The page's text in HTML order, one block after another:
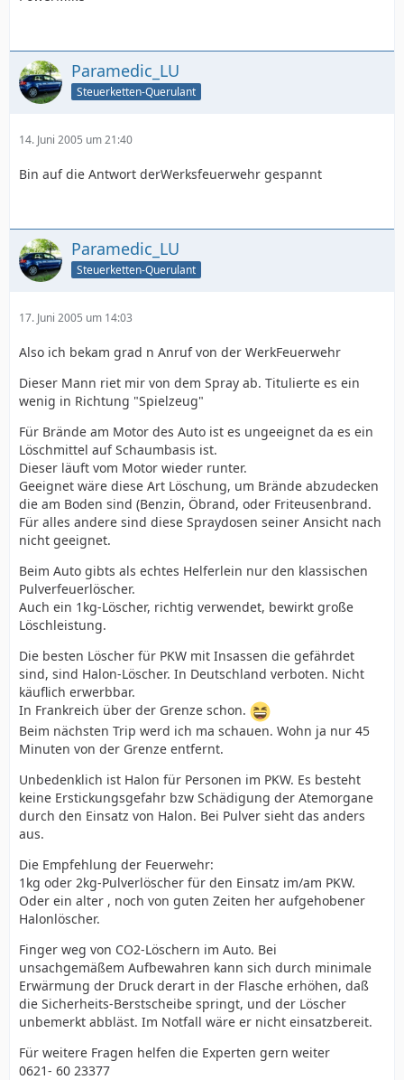
Paramedic_LU
Steuerketten-Querulant
14. Juni 2005 um 21:40
Bin auf die Antwort derWerksfeuerwehr gespannt
Paramedic_LU
Steuerketten-Querulant
17. Juni 2005 um 14:03
Also ich bekam grad n Anruf von der WerkFeuerwehr
Dieser Mann riet mir von dem Spray ab. Titulierte es ein
wenig in Richtung "Spielzeug"
Für Brände am Motor des Auto ist es ungeeignet da es ein
Löschmittel auf Schaumbasis ist.
Dieser läuft vom Motor wieder runter.
Geeignet wäre diese Art Löschung, um Brände abzudecken
die am Boden sind (Benzin, Öbrand, oder Friteusenbrand.
Für alles andere sind diese Spraydosen seiner Ansicht nach
nicht geeignet.
Beim Auto gibts als echtes Helferlein nur den klassischen
Pulverfeuerlöscher.
Auch ein 1kg-Löscher, richtig verwendet, bewirkt große
Löschleistung.
Die besten Löscher für PKW mit Insassen die gefährdet
sind, sind Halon-Löscher. In Deutschland verboten. Nicht
käuflich erwerbbar.
In Frankreich über der Grenze schon.
Beim nächsten Trip werd ich ma schauen. Wohn ja nur 45
Minuten von der Grenze entfernt.
Unbedenklich ist Halon für Personen im PKW. Es besteht
keine Erstickungsgefahr bzw Schädigung der Atemorgane
durch den Einsatz von Halon. Bei Pulver sieht das anders
aus.
Die Empfehlung der Feuerwehr:
1kg oder 2kg-Pulverlöscher für den Einsatz im/am PKW.
Oder ein alter , noch von guten Zeiten her aufgehobener
Halonlöscher.
Finger weg von CO2-Löschern im Auto. Bei
unsachgemäßem Aufbewahren kann sich durch minimale
Erwärmung der Druck derart in der Flasche erhöhen, daß
die Sicherheits-Berstscheibe springt, und der Löscher
unbemerkt abbläst. Im Notfall wäre er nicht einsatzbereit.
Für weitere Fragen helfen die Experten gern weiter
0621- 60 23377